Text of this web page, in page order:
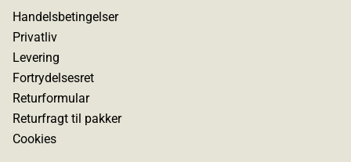
Handelsbetingelser
Privatliv
Levering
Fortrydelsesret
Returformular
Returfragt til pakker
Cookies